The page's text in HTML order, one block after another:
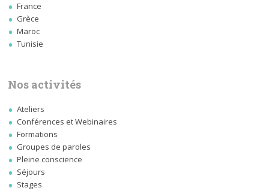
France
Grèce
Maroc
Tunisie
Nos activités
Ateliers
Conférences et Webinaires
Formations
Groupes de paroles
Pleine conscience
Séjours
Stages